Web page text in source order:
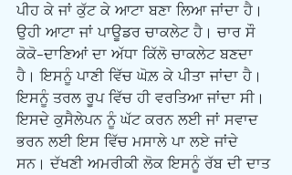
ਪੀਹ ਕੇ ਜਾਂ ਕੁੱਟ ਕੇ ਆਟਾ ਬਣਾ ਲਿਆ ਜਾਂਦਾ ਹੈ।
ਉਹੀ ਆਟਾ ਜਾਂ ਪਾਊਡਰ ਚਾਕਲੇਟ ਹੈ। ਚਾਰ ਸੌ
ਕੋਕੋ-ਦਾਣਿਆਂ ਦਾ ਅੱਧਾ ਕਿੱਲੋ ਚਾਕਲੇਟ ਬਣਦਾ
ਹੈ। ਇਸਨੂੰ ਪਾਣੀ ਵਿੱਚ ਘੋਲ਼ ਕੇ ਪੀਤਾ ਜਾਂਦਾ ਹੈ।
ਇਸਨੂੰ ਤਰਲ ਰੂਪ ਵਿੱਚ ਹੀ ਵਰਤਿਆ ਜਾਂਦਾ ਸੀ।
ਇਸਦੇ ਕੁਸੈਲੇਪਨ ਨੂੰ ਘੱਟ ਕਰਨ ਲਈ ਜਾਂ ਸਵਾਦ
ਭਰਨ ਲਈ ਇਸ ਵਿੱਚ ਮਸਾਲੇ ਪਾ ਲਏ ਜਾਂਦੇ
ਸਨ। ਦੱਖਣੀ ਅਮਰੀਕੀ ਲੋਕ ਇਸਨੂੰ ਰੱਬ ਦੀ ਦਾਤ